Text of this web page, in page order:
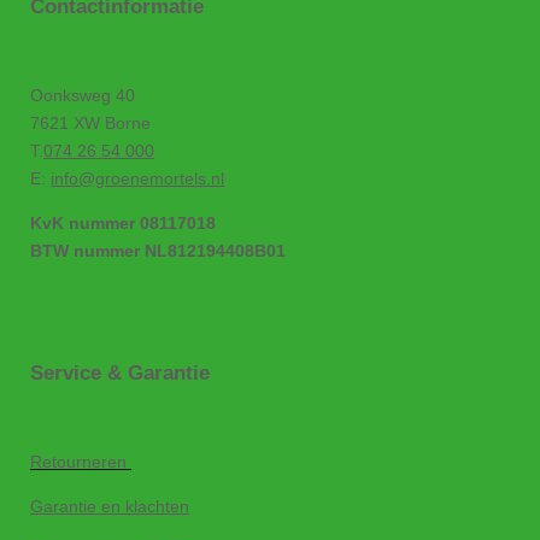
Contactinformatie
Oonksweg 40
7621 XW Borne
T.074 26 54 000
E: info@groenemortels.nl
KvK nummer 08117018
BTW nummer NL812194408B01
Service & Garantie
Retourneren
Garantie en klachten